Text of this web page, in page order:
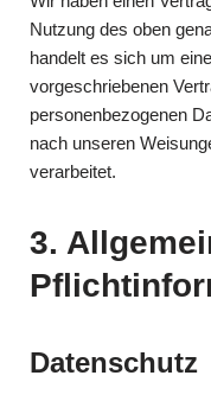
Nutzung des oben
handelt es sich um
vorgeschriebenen
personenbezogenen
nach unseren
verarbeitet.
3.
Datenschutz